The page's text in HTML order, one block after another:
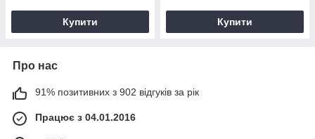
Купити Купити
Про нас
91% позитивних з 902 відгуків за рік
Працює з 04.01.2016